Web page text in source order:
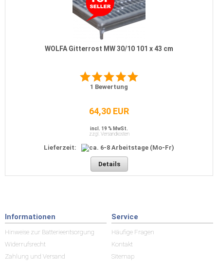
WOLFA Gitterrost MW 30/10 101 x 43 cm
1 Bewertung
64,30 EUR
incl. 19 % MwSt.
zzgl. Versandkosten
Lieferzeit:
Details
Informationen
Hinweise zur Batterieentsorgung
Widerrufsrecht
Zahlung und Versand
Service
Häufige Fragen
Kontakt
Sitemap